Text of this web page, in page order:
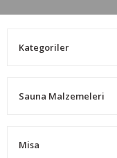
Kategoriler
Sauna Malzemeleri
Misa